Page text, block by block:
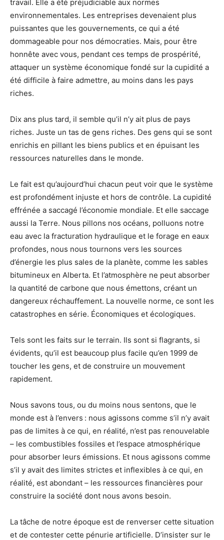
travail. Elle a été préjudiciable aux normes
environnementales. Les entreprises devenaient plus
puissantes que les gouvernements, ce qui a été
dommageable pour nos démocraties. Mais, pour être
honnête avec vous, pendant ces temps de prospérité,
attaquer un système économique fondé sur la cupidité a
été difficile à faire admettre, au moins dans les pays
riches.
Dix ans plus tard, il semble qu’il n’y ait plus de pays
riches. Juste un tas de gens riches. Des gens qui se sont
enrichis en pillant les biens publics et en épuisant les
ressources naturelles dans le monde.
Le fait est qu’aujourd’hui chacun peut voir que le système
est profondément injuste et hors de contrôle. La cupidité
effrénée a saccagé l’économie mondiale. Et elle saccage
aussi la Terre. Nous pillons nos océans, polluons notre
eau avec la fracturation hydraulique et le forage en eaux
profondes, nous nous tournons vers les sources
d’énergie les plus sales de la planète, comme les sables
bitumineux en Alberta. Et l’atmosphère ne peut absorber
la quantité de carbone que nous émettons, créant un
dangereux réchauffement. La nouvelle norme, ce sont les
catastrophes en série. Économiques et écologiques.
Tels sont les faits sur le terrain. Ils sont si flagrants, si
évidents, qu’il est beaucoup plus facile qu’en 1999 de
toucher les gens, et de construire un mouvement
rapidement.
Nous savons tous, ou du moins nous sentons, que le
monde est à l’envers : nous agissons comme s’il n’y avait
pas de limites à ce qui, en réalité, n’est pas renouvelable
– les combustibles fossiles et l’espace atmosphérique
pour absorber leurs émissions. Et nous agissons comme
s’il y avait des limites strictes et inflexibles à ce qui, en
réalité, est abondant – les ressources financières pour
construire la société dont nous avons besoin.
La tâche de notre époque est de renverser cette situation
et de contester cette pénurie artificielle. D’insister sur le